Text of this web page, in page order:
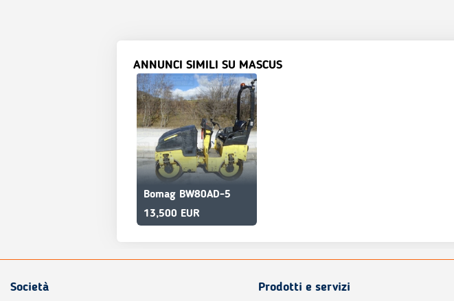
ANNUNCI SIMILI SU MASCUS
Bomag BW80AD-5
13,500 EUR
Società Prodotti e servizi